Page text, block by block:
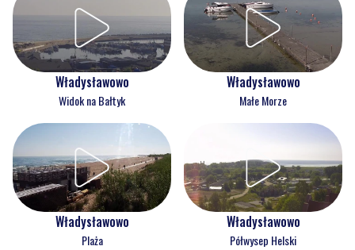
Władysławowo
Widok na Bałtyk
Władysławowo
Małe Morze
Władysławowo
Plaża
Władysławowo
Półwysep Helski